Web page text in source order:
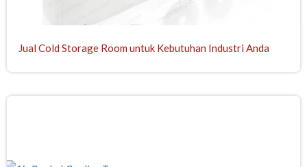
Jual Cold Storage Room untuk Kebutuhan Industri Anda